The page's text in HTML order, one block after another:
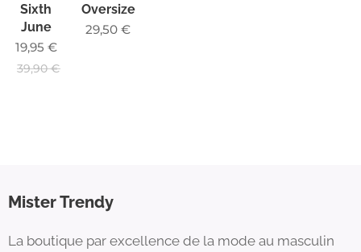
Sixth
June
19,95 €
39,90€
Oversize
29,50 €
Mister Trendy
La boutique par excellence de la mode au masculin